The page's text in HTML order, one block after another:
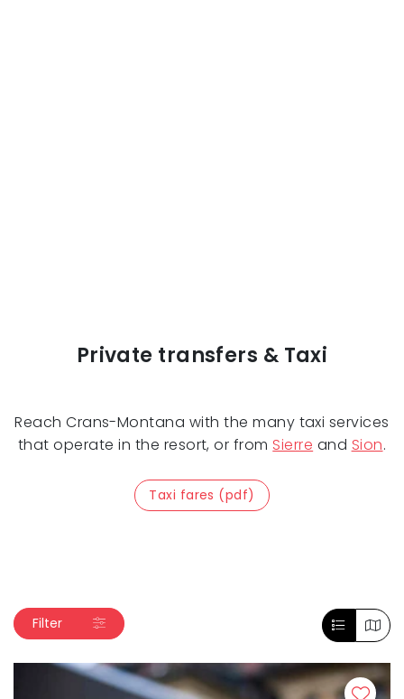
Private transfers & Taxi
Reach Crans-Montana with the many taxi services
that operate in the resort, or from Sierre and Sion.
Taxi fares (pdf)
Filter